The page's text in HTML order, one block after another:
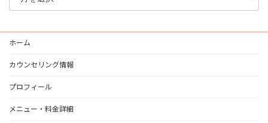
グ
ー
カ
ブ
ホーム
カウンセリング情報
プロフィール
メニュー・料金詳細